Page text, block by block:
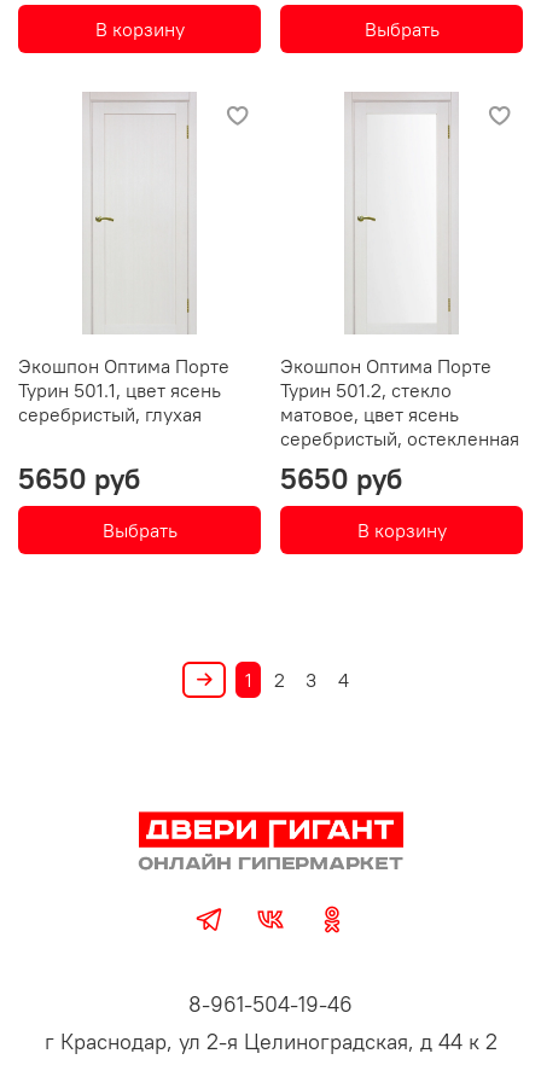
В корзину Выбрать
Экошпон Оптима Порте
Турин 501.1, цвет ясень
серебристый, глухая
5650 руб
Выбрать
Экошпон Оптима Порте
Турин 501.2, стекло
матовое, цвет ясень
серебристый, остекленная
5650 руб
В корзину
1 2 3 4
8-961-504-19-46
г Краснодар, ул 2-я Целиноградская, д 44 к 2